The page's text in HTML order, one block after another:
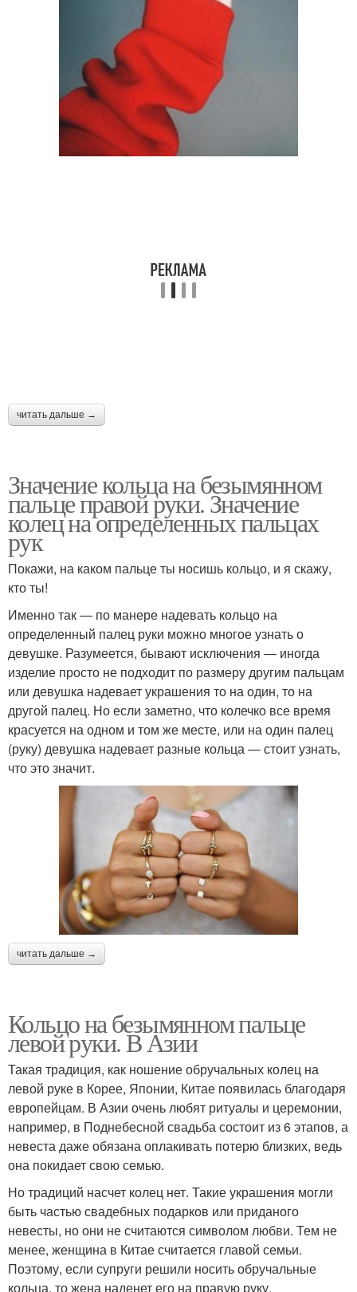
читать дальше →
Значение кольца на безымянном
пальце правой руки. Значение
колец на определенных пальцах
рук
Покажи, на каком пальце ты носишь кольцо, и я скажу,
кто ты!
Именно так — по манере надевать кольцо на
определенный палец руки можно многое узнать о
девушке. Разумеется, бывают исключения — иногда
изделие просто не подходит по размеру другим пальцам
или девушка надевает украшения то на один, то на
другой палец. Но если заметно, что колечко все время
красуется на одном и том же месте, или на один палец
(руку) девушка надевает разные кольца — стоит узнать,
что это значит.
читать дальше →
Кольцо на безымянном пальце
левой руки. В Азии
Такая традиция, как ношение обручальных колец на
левой руке в Корее, Японии, Китае появилась благодаря
европейцам. В Азии очень любят ритуалы и церемонии,
например, в Поднебесной свадьба состоит из 6 этапов, а
невеста даже обязана оплакивать потерю близких, ведь
она покидает свою семью.
Но традиций насчет колец нет. Такие украшения могли
быть частью свадебных подарков или приданого
невесты, но они не считаются символом любви. Тем не
менее, женщина в Китае считается главой семьи.
Поэтому, если супруги решили носить обручальные
кольца, то жена наденет его на правую руку,